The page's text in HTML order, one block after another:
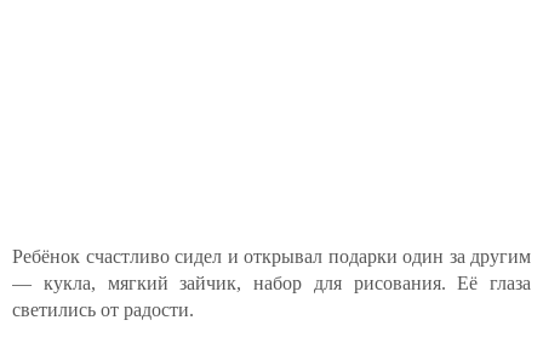
Ребёнок счастливо сидел и открывал подарки один за другим
— кукла, мягкий зайчик, набор для рисования. Её глаза
светились от радости.